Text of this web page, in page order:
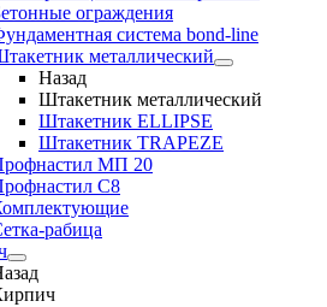
ограждения
система bond-line
металлический
Назад
Штакетник металлический
Штакетник ELLIPSE
Штакетник TRAPEZE
МП 20
С8
рабица